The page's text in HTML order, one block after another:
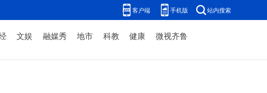
客户端 手机版 站内搜索
文娱 融媒秀 地市 科教 健康 微视齐鲁